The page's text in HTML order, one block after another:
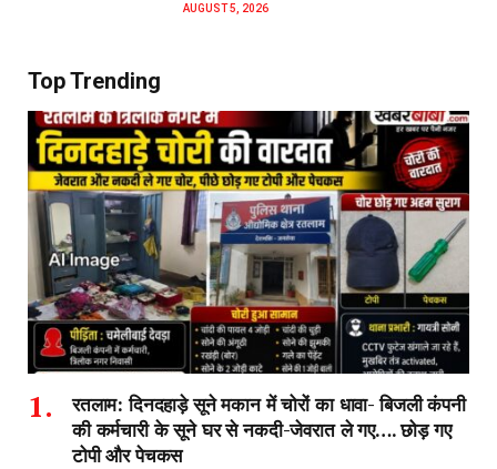
AUGUST 5, 2026
Top Trending
रतलाम: दिनदहाड़े सूने मकान में चोरों का धावा- बिजली कंपनी
की कर्मचारी के सूने घर से नकदी-जेवरात ले गए…. छोड़ गए
टोपी और पेचकस